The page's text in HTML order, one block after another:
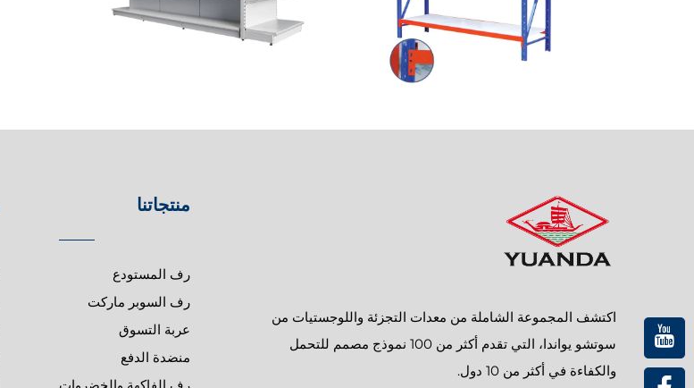
اكتشف المجموعة الشاملة من معدات التجزئة واللوجستيات من
سوتشو يواندا، التي تقدم أكثر من 100 نموذج مصمم للتحمل
والكفاءة في أكثر من 10 دول.
منتجاتنا
رف المستودع
رف السوبر ماركت
عربة التسوق
منضدة الدفع